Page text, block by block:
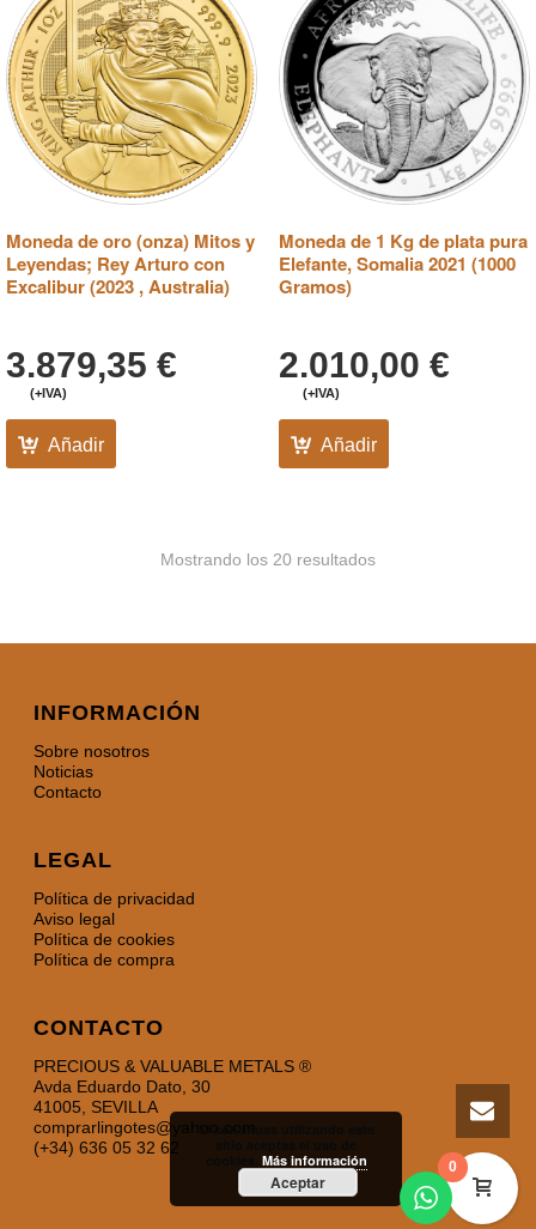
Moneda de oro (onza) Mitos y
Leyendas; Rey Arturo con
Excalibur (2023 , Australia)
3.879,35 €
(+IVA)
Añadir
Moneda de 1 Kg de plata pura
Elefante, Somalia 2021 (1000
Gramos)
2.010,00 €
(+IVA)
Añadir
Mostrando los 20 resultados
INFORMACIÓN
Sobre nosotros
Noticias
Contacto
LEGAL
Política de privacidad
Aviso legal
Política de cookies
Política de compra
CONTACTO
PRECIOUS & VALUABLE METALS ®
Avda Eduardo Dato, 30
41005, SEVILLA
comprarlingotes@yahoo.com
(+34) 636 05 32 62
0
Si continuas utilizando este
Más información
Aceptar